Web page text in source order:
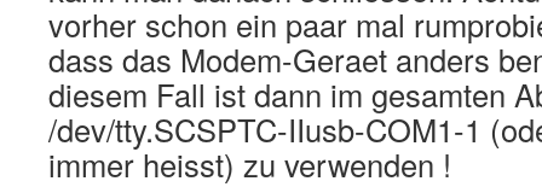
vorher schon ein paar mal
dass das Modem-Geraet anders
diesem Fall ist dann im gesamten
/dev/tty.SCSPTC-IIusb-COM1-1
immer heisst) zu verwenden !